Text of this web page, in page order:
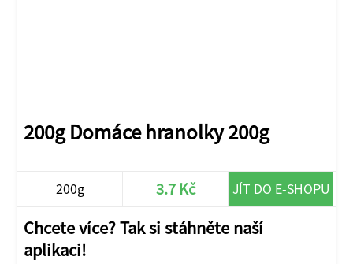
200g Domáce hranolky 200g
200g 3.7 Kč JÍT DO E-SHOPU
Chcete více? Tak si stáhněte naší
aplikaci!